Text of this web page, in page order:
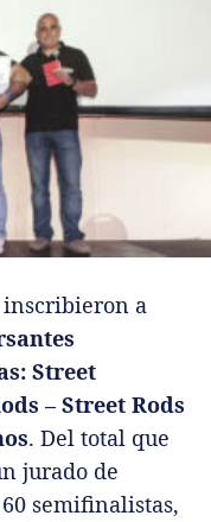
a
Street
– Street Rods
. Del total que
jurado de
semifinalistas,